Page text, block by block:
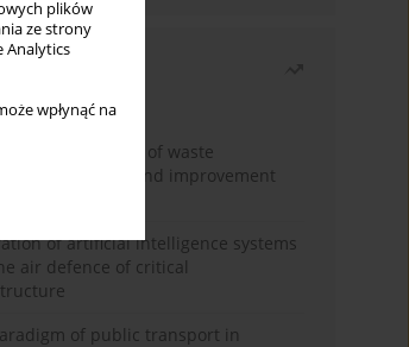
plików
ze strony
Analytics
wpłynąć na
Rok
and evaluation of waste
logistics and improvement
of artificial intelligence systems
air defence of critical
of public transport in